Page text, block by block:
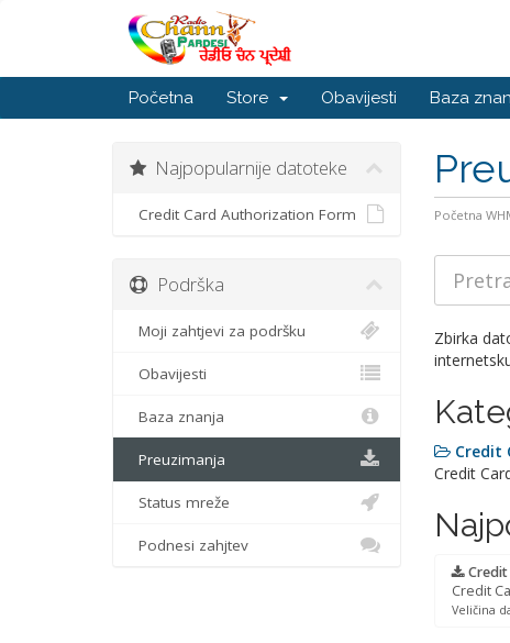
Početna Store Obavijesti Baza
Početna
Zbirka
Credit
Credit
Credit
Credit
Veličina
Najpopularnije datoteke
Credit Card Authorization Form
Podrška
Moji zahtjevi za podršku
Obavijesti
Baza znanja
Preuzimanja
Status mreže
Podnesi zahjtev